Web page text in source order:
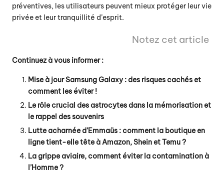
préventives, les utilisateurs peuvent mieux protéger leur vie
privée et leur tranquillité d’esprit.
Notez cet article
Continuez à vous informer :
Mise à jour Samsung Galaxy : des risques cachés et
comment les éviter !
Le rôle crucial des astrocytes dans la mémorisation et
le rappel des souvenirs
Lutte acharnée d’Emmaüs : comment la boutique en
ligne tient-elle tête à Amazon, Shein et Temu ?
La grippe aviaire, comment éviter la contamination à
l’Homme ?